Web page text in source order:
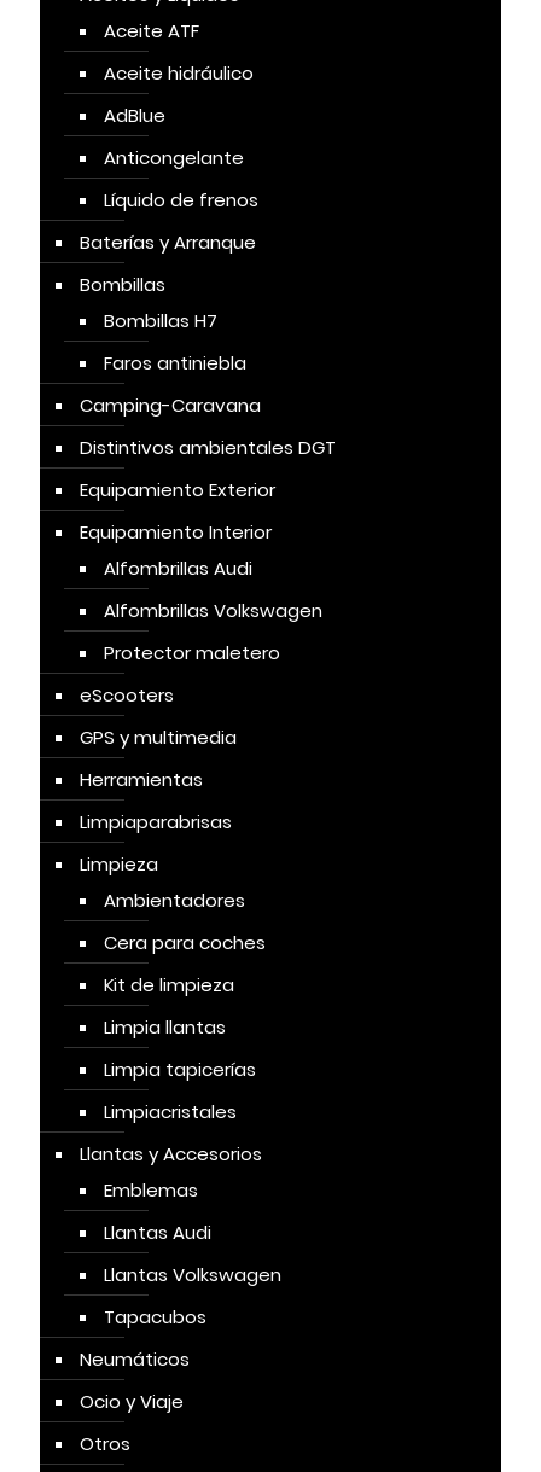
Aceite ATF
Aceite hidráulico
AdBlue
Anticongelante
Líquido de frenos
Baterías y Arranque
Bombillas
Bombillas H7
Faros antiniebla
Camping-Caravana
Distintivos ambientales DGT
Equipamiento Exterior
Equipamiento Interior
Alfombrillas Audi
Alfombrillas Volkswagen
Protector maletero
eScooters
GPS y multimedia
Herramientas
Limpiaparabrisas
Limpieza
Ambientadores
Cera para coches
Kit de limpieza
Limpia llantas
Limpia tapicerías
Limpiacristales
Llantas y Accesorios
Emblemas
Llantas Audi
Llantas Volkswagen
Tapacubos
Neumáticos
Ocio y Viaje
Otros